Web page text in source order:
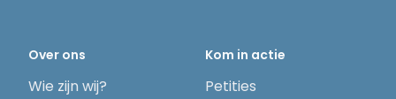
Over ons
Wie zijn wij?
Kom in actie
Petities